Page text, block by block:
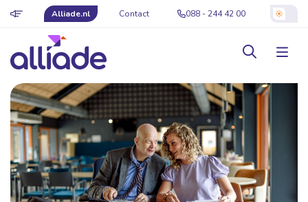
Alliade.nl Contact 088 - 244 42 00